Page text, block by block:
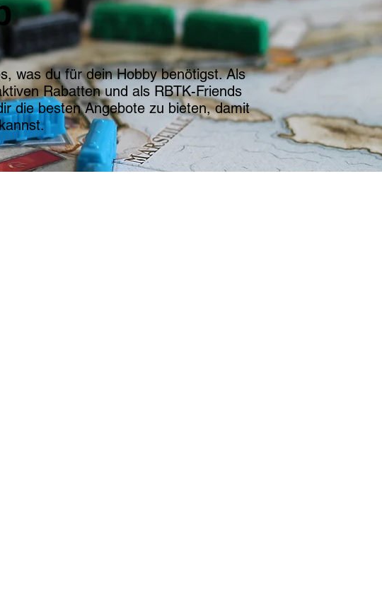
was du für dein Hobby benötigst. Als
Rabatten und als RBTK-Friends
die besten Angebote zu bieten, damit